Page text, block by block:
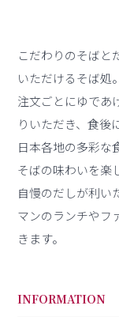
こだわりのそばと
いただけるそば処。
注文ごとにゆであ
りいただき、食後
日本各地の多彩な
そばの味わいを楽
自慢のだしが利い
マンのランチやフ
きます。
INFORMATION